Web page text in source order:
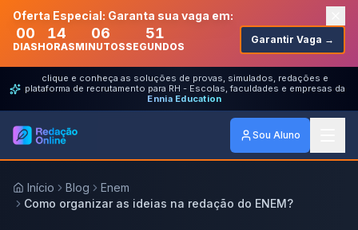
Oferta Especial: Garanta sua vaga em:
00
DIAS
14
HORAS
06
MINUTOS
51
SEGUNDOS
Garantir Vaga →
clique e conheça as soluções de provas, simulados, redações e
plataforma de recrutamento para RH - Escolas, faculdades e empresas da
Ennia Education
Sou Aluno
Início Blog
Enem
Como organizar as ideias na redação do ENEM?